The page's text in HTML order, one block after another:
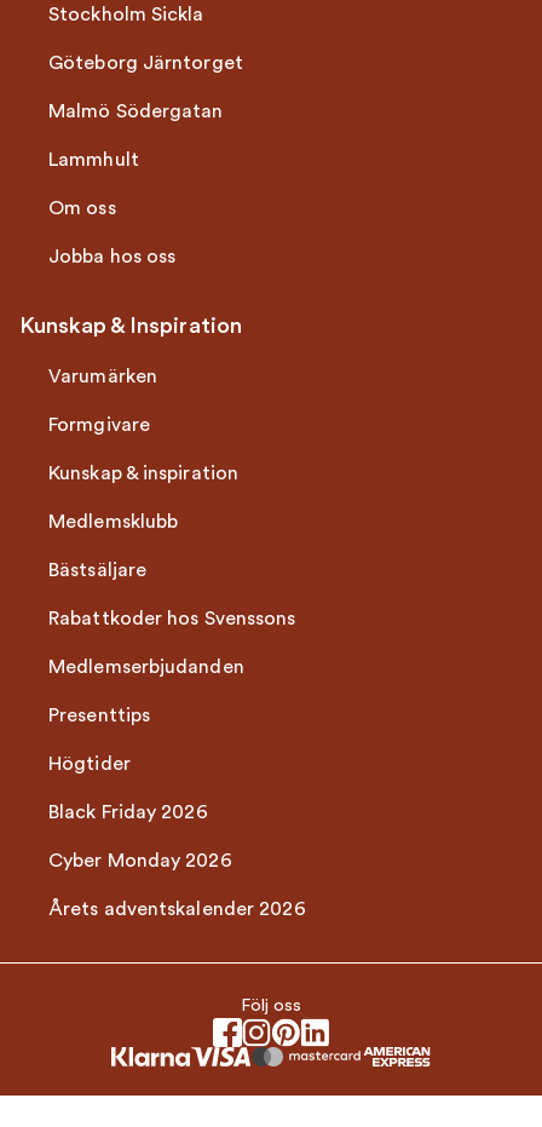
Stockholm Sickla
Göteborg Järntorget
Malmö Södergatan
Lammhult
Om oss
Jobba hos oss
Kunskap & Inspiration
Varumärken
Formgivare
Kunskap & inspiration
Medlemsklubb
Bästsäljare
Rabattkoder hos Svenssons
Medlemserbjudanden
Presenttips
Högtider
Black Friday 2026
Cyber Monday 2026
Årets adventskalender 2026
Följ oss